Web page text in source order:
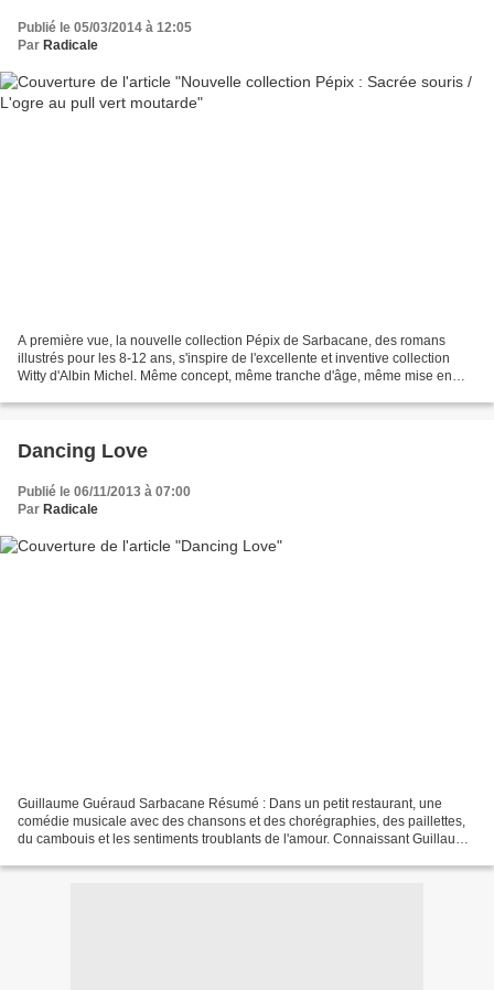
Publié le 05/03/2014 à 12:05
Par Radicale
A première vue, la nouvelle collection Pépix de Sarbacane, des romans
illustrés pour les 8-12 ans, s'inspire de l'excellente et inventive collection
Witty d'Albin Michel. Même concept, même tranche d'âge, même mise en
Dancing Love
Publié le 06/11/2013 à 07:00
Par Radicale
Guillaume Guéraud Sarbacane Résumé : Dans un petit restaurant, une
comédie musicale avec des chansons et des chorégraphies, des paillettes,
du cambouis et les sentiments troublants de l'amour. Connaissant Guillaume